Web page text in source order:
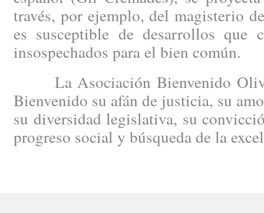
través, por ejemplo, del magisterio
es susceptible de desarrollos que
insospechados para el bien común.
La Asociación Bienvenido
Bienvenido su afán de justicia, su
su diversidad legislativa, su
progreso social y búsqueda de la